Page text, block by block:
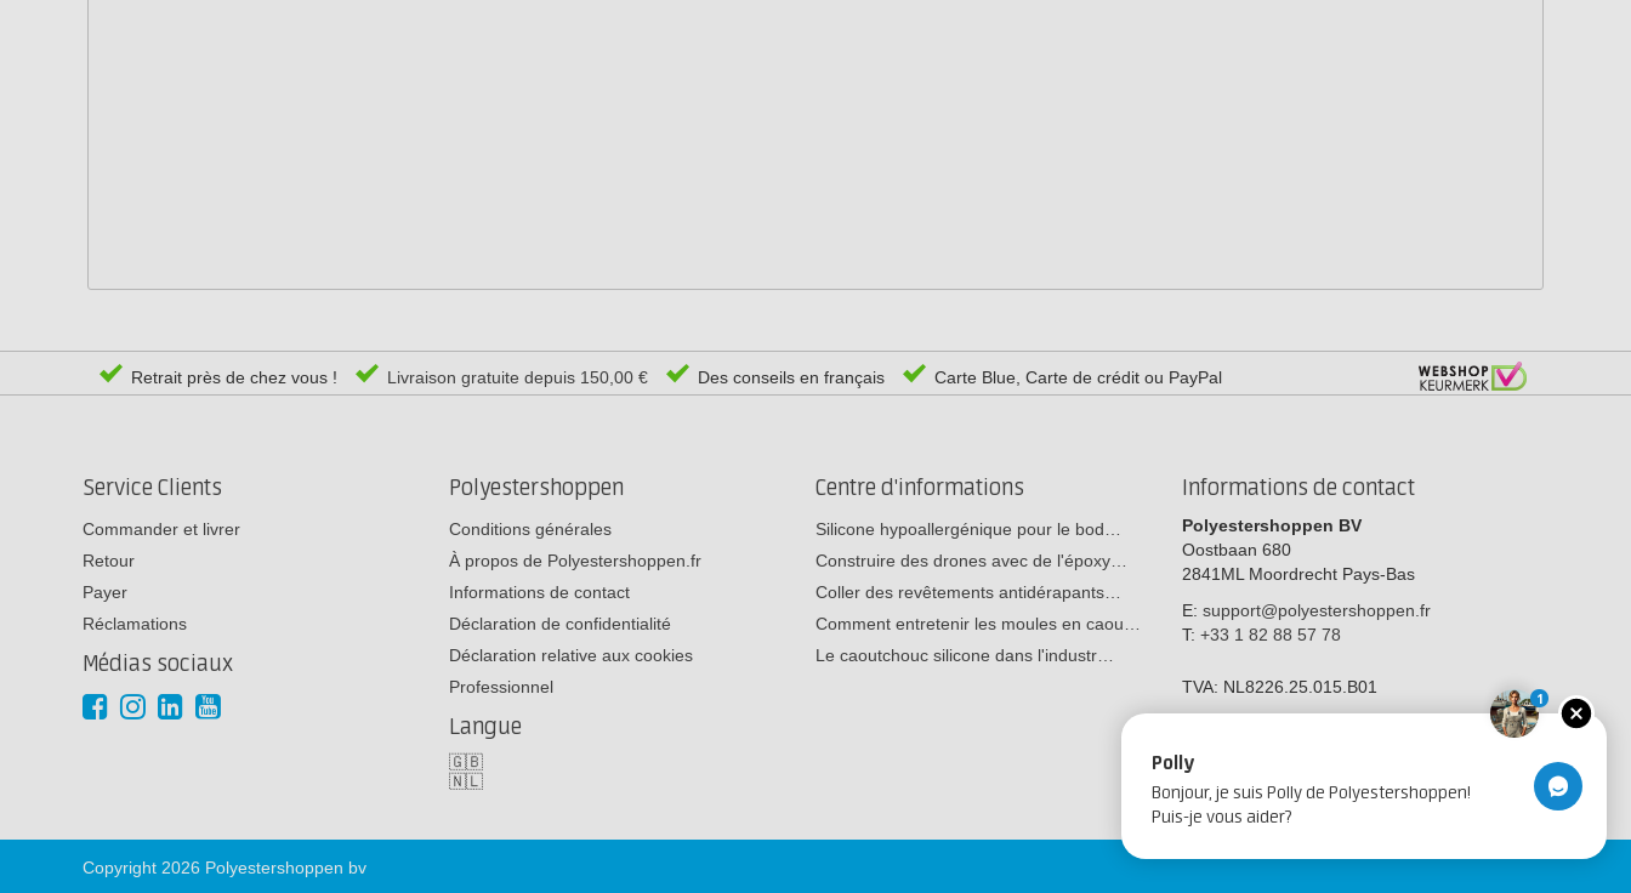
Retrait près de chez vous ! Livraison gratuite depuis 150,00 € Des conseils en français Carte Blue, Carte de crédit ou PayPal
Service Clients
Commander et livrer
Retour
Payer
Réclamations
Médias sociaux
Polyestershoppen
Conditions générales
À propos de Polyestershoppen.fr
Informations de contact
Déclaration de confidentialité
Déclaration relative aux cookies
Professionnel
Langue
🇬🇧
🇳🇱
Centre d'informations
Silicone hypoallergénique pour le bod…
Construire des drones avec de l'époxy…
Coller des revêtements antidérapants…
Comment entretenir les moules en caou…
Le caoutchouc silicone dans l'industr…
Informations de contact
Polyestershoppen BV
Oostbaan 680
2841ML Moordrecht Pays-Bas
E: support@polyestershoppen.fr
T: +33 1 82 88 57 78
TVA: NL8226.25.015.B01
Copyright 2026 Polyestershoppen bv
1
Polly
Bonjour, je suis Polly de Polyestershoppen!
Puis-je vous aider?